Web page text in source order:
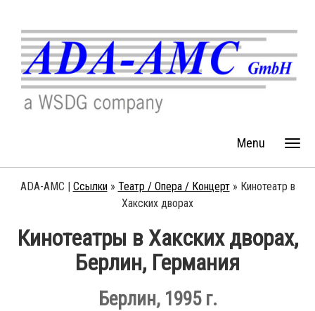
Menu
ADA-AMC | Ссылки » Театр / Опера / Концерт » Кинотеатр в
Хакских дворах
Кинотеатры в Хакских дворах,
Берлин, Германия
Берлин, 1995 г.